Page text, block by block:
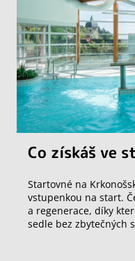
Co získáš ve
Startovné na
vstupenkou na start.
a regenerace, díky
sedle bez zbytečných